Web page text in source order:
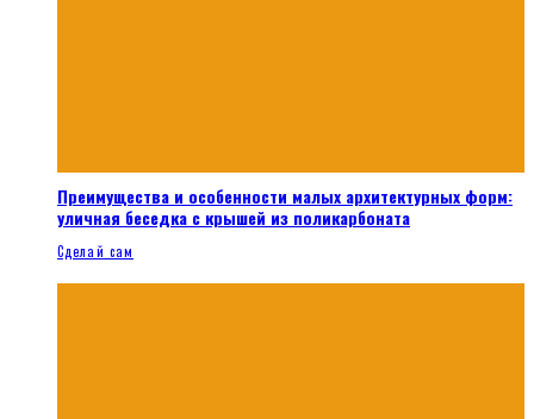
Преимущества и особенности малых архитектурных форм:
уличная беседка с крышей из поликарбоната
Сделай сам